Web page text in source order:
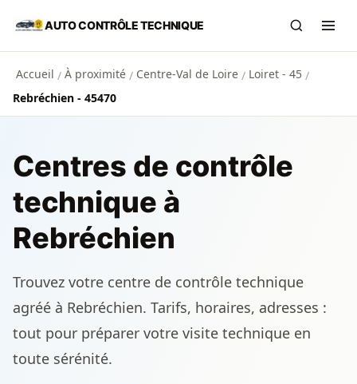
Aller au contenu principal
AUTO CONTRÔLE TECHNIQUE
Accueil / À proximité / Centre-Val de Loire / Loiret - 45 /
Rebréchien - 45470
Centres de contrôle
technique à
Rebréchien
Trouvez votre centre de contrôle technique
agréé à Rebréchien. Tarifs, horaires, adresses :
tout pour préparer votre visite technique en
toute sérénité.